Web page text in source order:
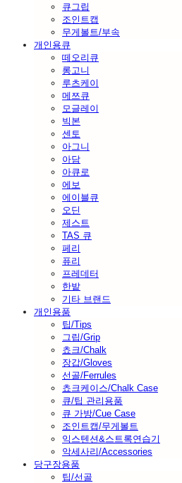
큐그립
조인트캡
무게볼트/부속
개인용큐
떼오리큐
롱고니
루츠케이
메쯔큐
모글레이
빅본
센토
아그니
아담
아큐로
에보
에이블큐
오딘
제스트
TAS 큐
페리
퓨리
프레데터
한밭
기타 브랜드
개인용품
팁/Tips
그립/Grip
쵸크/Chalk
장갑/Gloves
선골/Ferrules
쵸크케이스/Chalk Case
큐/팁 관리용품
큐 가방/Cue Case
조인트캡/무게볼트
익스텐션&스트록연습기
악세사리/Accessories
당구장용품
팁/선골